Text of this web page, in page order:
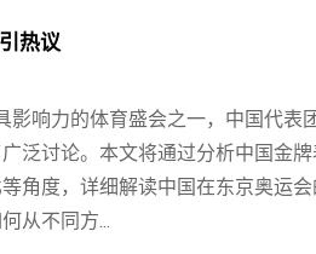
热议
响力的体育盛会之一，中国代表
泛讨论。本文将通过分析中国金
角度，详细解读中国在东京奥运
从不同方...